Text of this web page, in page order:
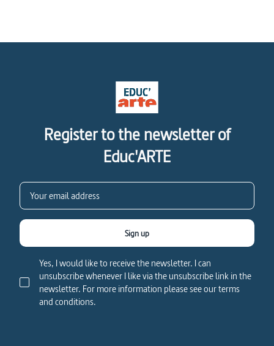
Register to the newsletter of
Educ'ARTE
Yes, I would like to receive the newsletter. I can
unsubscribe whenever I like via the unsubscribe link in the
newsletter. For more information please see our terms
and conditions.
Sign up